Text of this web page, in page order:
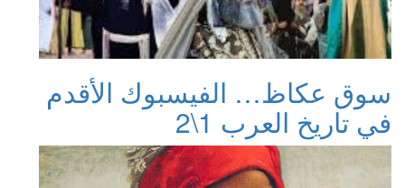
سوق عكاظ… الفيسبوك الأقدم
في تاريخ العرب 1\2